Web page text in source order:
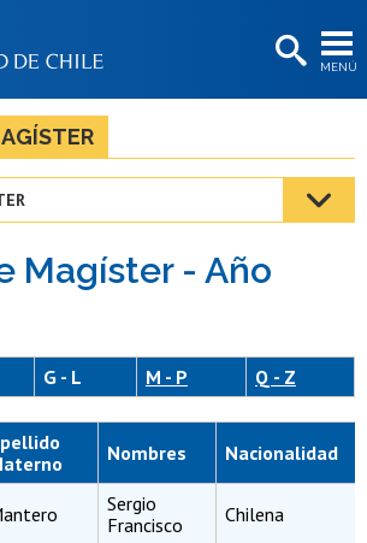
MENÚ
BIBLIOTECAS
LA UNIVERSIDAD
Estudiantes
Académicas/os
Egresadas/os
Magíster - Año
G - L M - P Q - Z
Nombres Nacionalidad
Sergio
Francisco
Chilena